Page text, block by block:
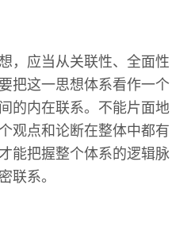
，应当从关联性、全面性
把这一思想体系看作一个
的内在联系。不能片面地
观点和论断在整体中都有
能把握整个体系的逻辑脉
联系。